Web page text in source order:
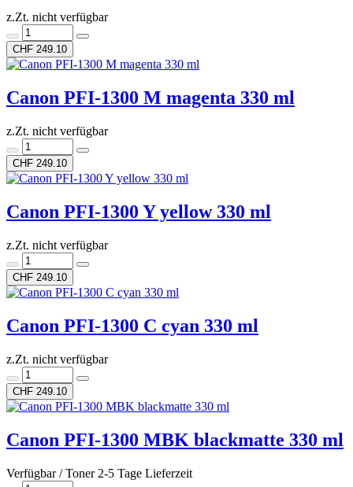
z.Zt. nicht verfügbar
CHF 249.10
Canon PFI-1300 M magenta 330 ml
z.Zt. nicht verfügbar
CHF 249.10
Canon PFI-1300 Y yellow 330 ml
z.Zt. nicht verfügbar
CHF 249.10
Canon PFI-1300 C cyan 330 ml
z.Zt. nicht verfügbar
CHF 249.10
Canon PFI-1300 MBK blackmatte 330 ml
Verfügbar / Toner 2-5 Tage Lieferzeit